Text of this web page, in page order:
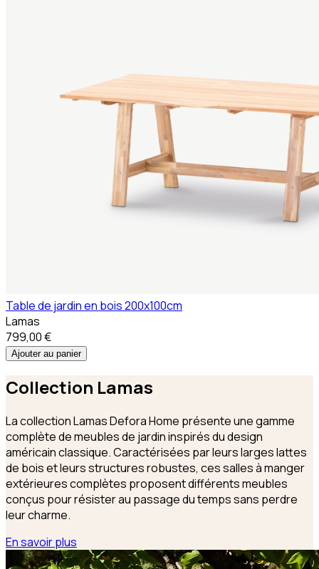
Table de jardin en bois 200x100cm
Lamas
799,00 €
Ajouter au panier
Collection Lamas
La collection Lamas Defora Home présente une gamme
complète de meubles de jardin inspirés du design
américain classique. Caractérisées par leurs larges lattes
de bois et leurs structures robustes, ces salles à manger
extérieures complètes proposent différents meubles
conçus pour résister au passage du temps sans perdre
leur charme.
En savoir plus